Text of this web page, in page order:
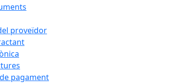
proveïdor
pagament